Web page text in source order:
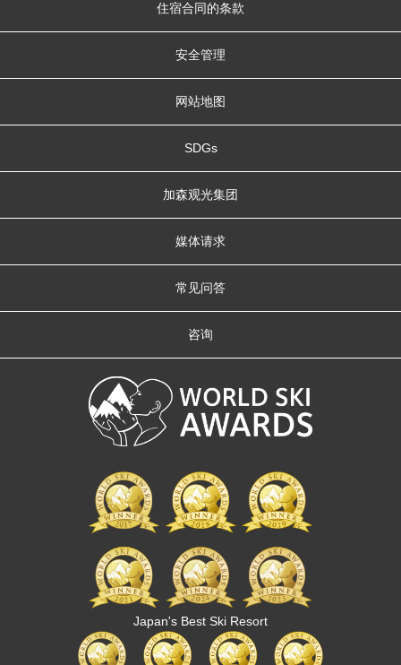
Japan's Best Ski Resort
住宿合同的条款
安全管理
网站地图
SDGs
加森观光集团
媒体请求
常见问答
咨询